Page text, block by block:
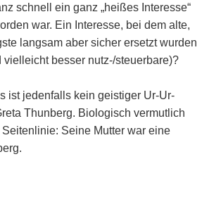
schnell ein ganz „heißes Interesse“
war. Ein Interesse, bei dem alte,
langsam aber sicher ersetzt wurden
vielleicht besser nutz-/steuerbare)?
ist jedenfalls kein geistiger Ur-Ur-
Thunberg. Biologisch vermutlich
Seine Mutter war eine